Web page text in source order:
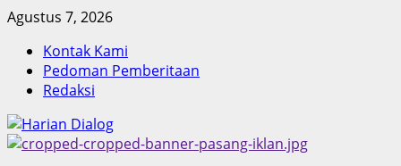
Skip
content
Agustus 7, 2026
Kontak Kami
Pedoman Pemberitaan
Redaksi